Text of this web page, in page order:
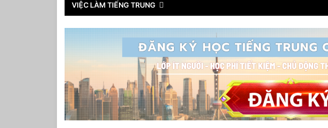
VIỆC LÀM TIẾNG TRUNG